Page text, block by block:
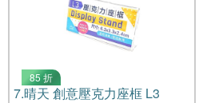
85 折
7.晴天 創意壓克力座框 L3